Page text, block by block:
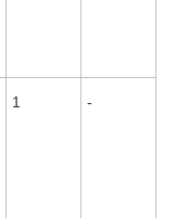
1 -